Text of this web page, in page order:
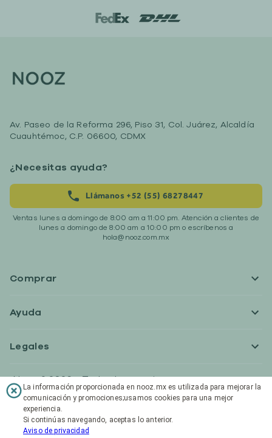
Av. Paseo de la Reforma 296, Piso 31, Col. Juárez, Alcaldía
Cuauhtémoc, C.P. 06600, CDMX
¿Necesitas ayuda?
Llámanos +52 (55) 68278447
Ventas lunes a domingo de 8:00 am a 11:00 pm. Atención a clientes de
lunes a domingo de 8:00 am a 10:00 pm o escríbenos a
hola@nooz.com.mx
Comprar
Ayuda
Legales
Nooz ® 2026 • Todos los precios en nooz.mx son en
pesos mexicanos e incluyen impuestos.
La información proporcionada en nooz.mx es utilizada para mejorar la
comunicación y promociones;usamos cookies para una mejor
experiencia.
Si continúas navegando, aceptas lo anterior.
Aviso de privacidad